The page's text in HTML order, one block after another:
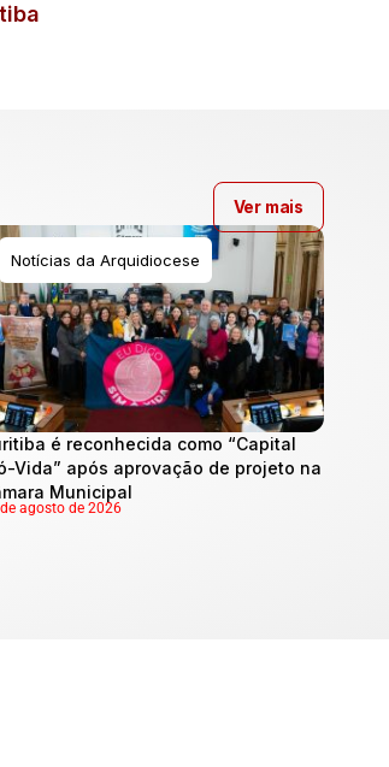
Notícias da Arquidiocese
é reconhecida como “Capital
Vida” após aprovação de projeto na
Municipal
agosto de 2026
Ver mais